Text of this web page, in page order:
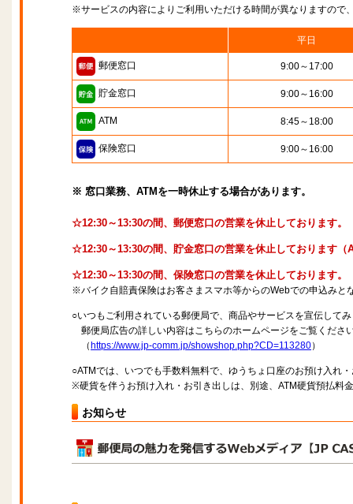
※サービスの内容によりご利用いただける時間が異なりますので
平日
郵便窓口 9:00～17:00
貯金窓口 9:00～16:00
ATM 8:45～18:00
保険窓口 9:00～16:00
※ 窓口業務、ATMを一時休止する場合があります。
☆12:30～13:30の間、郵便窓口の営業を休止しております。
☆12:30～13:30の間、貯金窓口の営業を休止しております（
☆12:30～13:30の間、保険窓口の営業を休止しております。
※バイク自賠責保険はお客さまスマホ等からのWebでの申込みと
○いつもご利用されている郵便局で、商品やサービスを宣伝して
郵便局広告の詳しい内容はこちらのホームページをご覧くださ
（ https://www.jp-comm.jp/showshop.php?CD=113280）
○ATMでは、いつでも手数料無料で、ゆうちょ口座のお預け入れ
※硬貨を伴うお預け入れ・お引き出しは、別途、ATM硬貨預払料
お知らせ